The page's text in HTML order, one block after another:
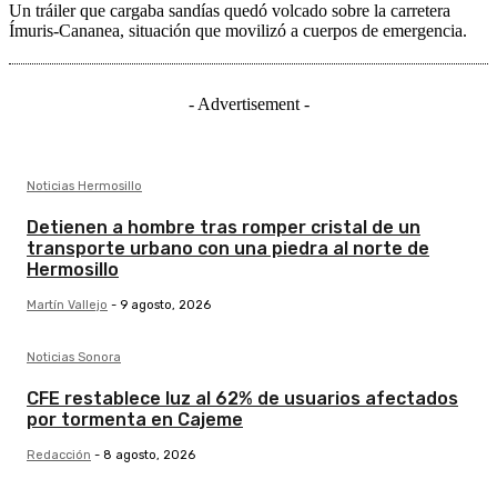
Un tráiler que cargaba sandías quedó volcado sobre la carretera
Ímuris-Cananea, situación que movilizó a cuerpos de emergencia.
- Advertisement -
Noticias Hermosillo
Detienen a hombre tras romper cristal de un
transporte urbano con una piedra al norte de
Hermosillo
Martín Vallejo - 9 agosto, 2026
Noticias Sonora
CFE restablece luz al 62% de usuarios afectados
por tormenta en Cajeme
Redacción - 8 agosto, 2026